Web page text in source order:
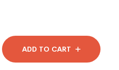
ADD TO CART